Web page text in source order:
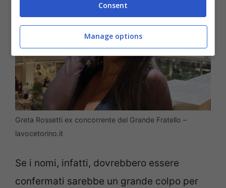
Greta Rossetti ex concorrente del Grande Fratello –
lavocetorino.it
Se i nomi, infatti, dovrebbero essere
confermati sarebbe un grande colpo per
Consent
Manage options